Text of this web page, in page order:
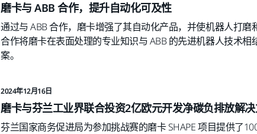
磨卡与 ABB 合作，提升自动化可及性
通过与 ABB 合作，磨卡增强了其自动化产品，并使机器人打
合作将磨卡在表面处理的专业知识与 ABB 的先进机器人技术
案。
2024年12月16日
磨卡与芬兰工业界联合投资2亿欧元开发净碳负排放解
芬兰国家商务促进局为参加挑战赛的磨卡 SHAPE 项目提供了